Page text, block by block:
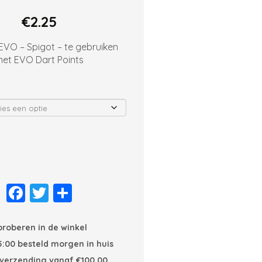
€2.25
– Spigot – te gebruiken
EVO Dart Points
Facebook
Twitter
in de winkel
besteld morgen in huis